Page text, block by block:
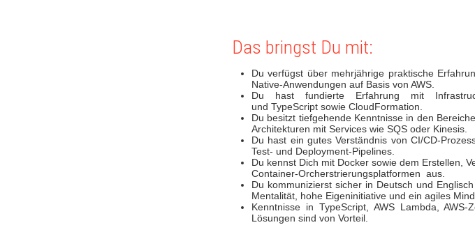
Das bringst Du mit:
Du verfügst über mehrjährige praktische
Native-Anwendungen auf Basis von AWS.
​​​​​​​Du hast fundierte Erfahrung mit
und TypeScript sowie CloudFormation.
Du besitzt tiefgehende Kenntnisse in den
Architekturen mit Services wie SQS oder Kinesis.
Du hast ein gutes Verständnis von CI/CD-
Test- und Deployment-Pipelines.
Du kennst Dich mit Docker sowie dem Erstellen,
Container-Orcherstrierungsplatformen aus.
Du kommunizierst sicher in Deutsch und
Mentalität, hohe Eigeninitiative und ein agiles
Kenntnisse in TypeScript, AWS Lambda,
Lösungen sind von Vorteil.